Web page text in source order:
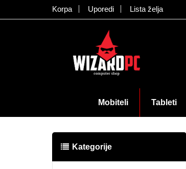
Korpa Uporedi Lista želja
Mobiteli Tableti
Kategorije